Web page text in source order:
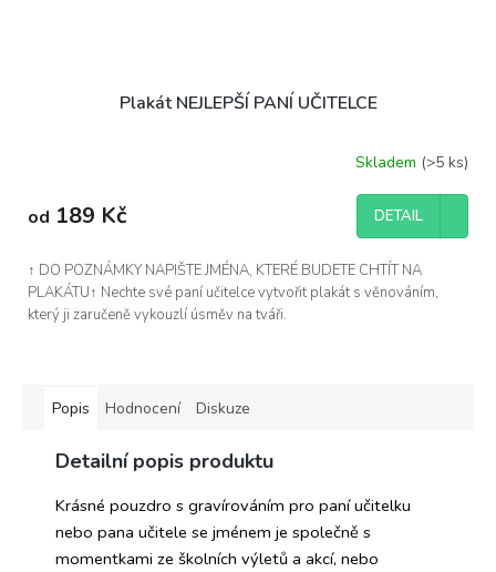
Plakát NEJLEPŠÍ PANÍ UČITELCE
Skladem (>5 ks)
od 189 Kč DETAIL
↑ DO POZNÁMKY NAPIŠTE JMÉNA, KTERÉ BUDETE CHTÍT NA
PLAKÁTU↑ Nechte své paní učitelce vytvořit plakát s věnováním,
který ji zaručeně vykouzlí úsměv na tváři.
Popis Hodnocení Diskuze
Detailní popis produktu
Krásné pouzdro s gravírováním pro paní učitelku
nebo pana učitele se jménem je společně s
momentkami ze školních výletů a akcí, nebo